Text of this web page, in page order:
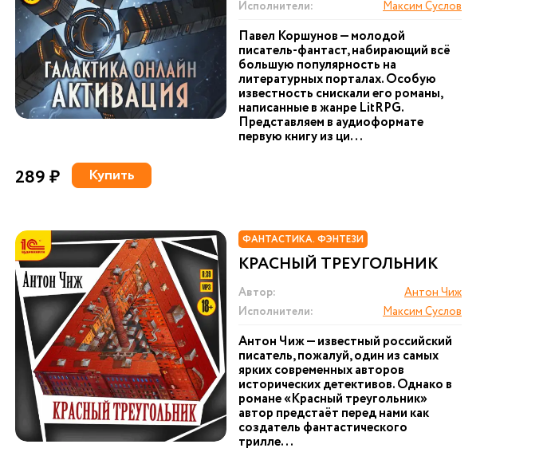
Исполнители:
Максим Суслов
Павел Коршунов — молодой
писатель-фантаст, набирающий всё
большую популярность на
литературных порталах. Особую
известность снискали его романы,
написанные в жанре LitRPG.
Представляем в аудиоформате
первую книгу из ци...
289 ₽ Купить
ФАНТАСТИКА. ФЭНТЕЗИ
КРАСНЫЙ ТРЕУГОЛЬНИК
Автор:
Антон Чиж
Исполнители:
Максим Суслов
Антон Чиж — известный российский
писатель, пожалуй, один из самых
ярких современных авторов
исторических детективов. Однако в
романе «Красный треугольник»
автор предстаёт перед нами как
создатель фантастического
трилле...